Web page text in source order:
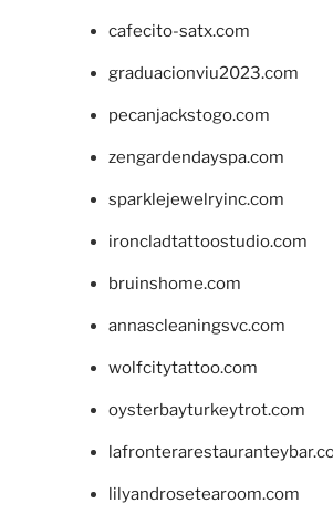
cafecito-satx.com
graduacionviu2023.com
pecanjackstogo.com
zengardendayspa.com
sparklejewelryinc.com
ironcladtattoostudio.com
bruinshome.com
annascleaningsvc.com
wolfcitytattoo.com
oysterbayturkeytrot.com
lilyandrosetearoom.com